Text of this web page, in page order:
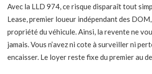
Avec la LLD 974, ce risque disparaît tout
Lease, premier loueur indépendant des
propriété du véhicule. Ainsi, la revente ne
jamais. Vous n’avez ni cote à surveiller ni
encaisser. Le loyer reste fixe du premier au